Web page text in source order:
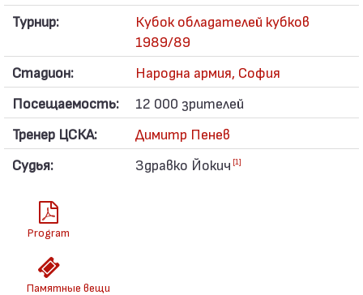
Турнир:
Кубок обладателей кубков
1989/89
Стадион:
Народна армия, София
Посещаемость:
12 000 зрителей
Тренер ЦСКА:
Димитр Пенев
Судья:
Здравко Йокич [1]
Program
Памятные вещи